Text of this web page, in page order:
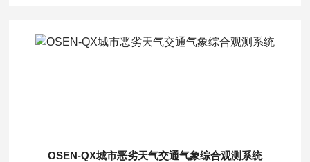
OSEN-QX城市恶劣天气交通气象综合观测系统